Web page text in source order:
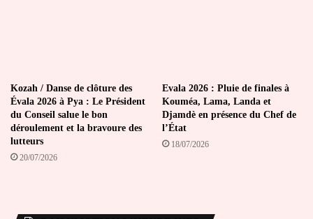
Kozah / Danse de clôture des
Évala 2026 à Pya : Le Président
du Conseil salue le bon
déroulement et la bravoure des
lutteurs
20/07/2026
Evala 2026 : Pluie de finales à
Kouméa, Lama, Landa et
Djamdè en présence du Chef de
l’État
18/07/2026